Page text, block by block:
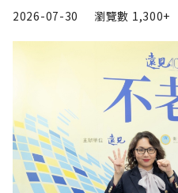
2026-07-30
瀏覽數 1,300+